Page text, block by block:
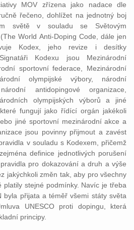
MOV zřízena jako nadace dle
řečeno, dohlížet na jednotný boj
světě v souladu se Světovým
World Anti-Doping Code, dále jen
Kodex, jeho revize i desítky
Kodexu jsou Mezinárodní
sportovní federace, Mezinárodní
olympijské výbory, národní
antidopingové organizace,
olympijských výborů a jiné
fungují jako řídící orgán jakékoli
jiné sportovní mezinárodní akce a
jsou povinny přijmout a zavést
v souladu s Kodexem, přičemž
definice jednotlivých porušení
pro dokazování a druh a výše
jakýchkoli změn tak, aby pro všechny
platily stejné podmínky. Navíc je třeba
byla přijata a téměř všemi státy světa
UNESCO proti dopingu, která
principy.